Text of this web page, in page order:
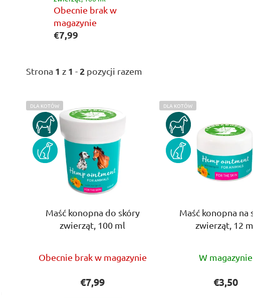
Obecnie brak w
magazynie
€7,99
Strona 1 z 1 -2 pozycji razem
LDLA KOTÓW
DLA KONI
DLA PSÓW
Maść konopna do skóry
zwierząt, 100 ml
ocena
produktu
Obecnie brak w magazynie
€7,99
DLA KOTÓW
DLA KONI
DLA PSÓW
Maść konopna na
zwierząt, 12
ocena
W magazynie
€3,50